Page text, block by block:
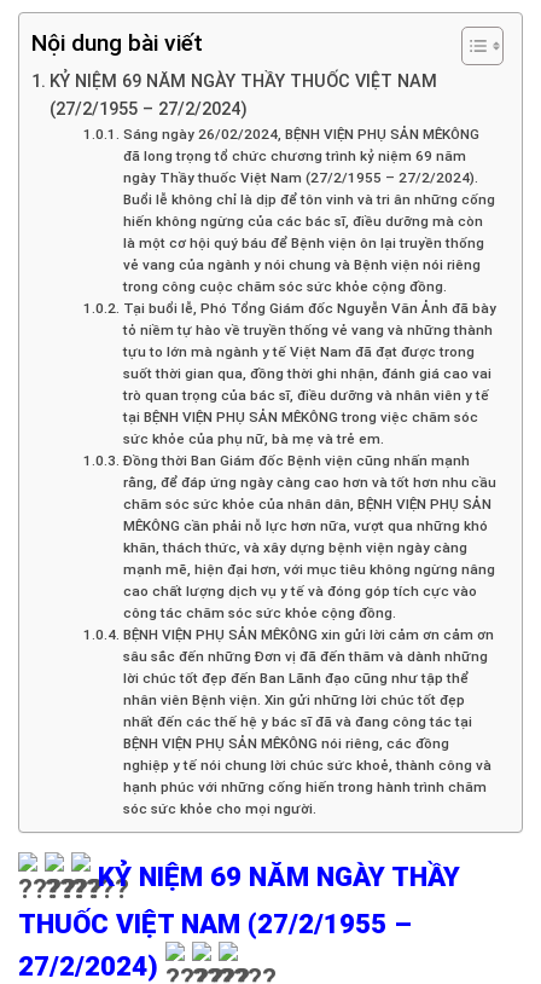
Nội dung bài viết
KỶ NIỆM 69 NĂM NGÀY THẦY THUỐC VIỆT NAM
(27/2/1955 – 27/2/2024)
Sáng ngày 26/02/2024, BỆNH VIỆN PHỤ SẢN MÊKÔNG
đã long trọng tổ chức chương trình kỷ niệm 69 năm
ngày Thầy thuốc Việt Nam (27/2/1955 – 27/2/2024).
Buổi lễ không chỉ là dịp để tôn vinh và tri ân những cống
hiến không ngừng của các bác sĩ, điều dưỡng mà còn
là một cơ hội quý báu để Bệnh viện ôn lại truyền thống
vẻ vang của ngành y nói chung và Bệnh viện nói riêng
trong công cuộc chăm sóc sức khỏe cộng đồng.
Tại buổi lễ, Phó Tổng Giám đốc Nguyễn Văn Ảnh đã bày
tỏ niềm tự hào về truyền thống vẻ vang và những thành
tựu to lớn mà ngành y tế Việt Nam đã đạt được trong
suốt thời gian qua, đồng thời ghi nhận, đánh giá cao vai
trò quan trọng của bác sĩ, điều dưỡng và nhân viên y tế
tại BỆNH VIỆN PHỤ SẢN MÊKÔNG trong việc chăm sóc
sức khỏe của phụ nữ, bà mẹ và trẻ em.
Đồng thời Ban Giám đốc Bệnh viện cũng nhấn mạnh
rằng, để đáp ứng ngày càng cao hơn và tốt hơn nhu cầu
chăm sóc sức khỏe của nhân dân, BỆNH VIỆN PHỤ SẢN
MÊKÔNG cần phải nỗ lực hơn nữa, vượt qua những khó
khăn, thách thức, và xây dựng bệnh viện ngày càng
mạnh mẽ, hiện đại hơn, với mục tiêu không ngừng nâng
cao chất lượng dịch vụ y tế và đóng góp tích cực vào
công tác chăm sóc sức khỏe cộng đồng.
BỆNH VIỆN PHỤ SẢN MÊKÔNG xin gửi lời cảm ơn cảm ơn
sâu sắc đến những Đơn vị đã đến thăm và dành những
lời chúc tốt đẹp đến Ban Lãnh đạo cũng như tập thể
nhân viên Bệnh viện. Xin gửi những lời chúc tốt đẹp
nhất đến các thế hệ y bác sĩ đã và đang công tác tại
BỆNH VIỆN PHỤ SẢN MÊKÔNG nói riêng, các đồng
nghiệp y tế nói chung lời chúc sức khoẻ, thành công và
hạnh phúc với những cống hiến trong hành trình chăm
sóc sức khỏe cho mọi người.
KỶ NIỆM 69 NĂM NGÀY THẦY
THUỐC VIỆT NAM (27/2/1955 –
27/2/2024)